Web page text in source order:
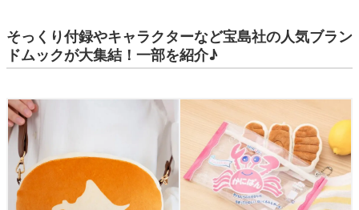
そっくり付録やキャラクターなど宝島社の人気ブラン
ドムックが大集結！一部を紹介♪